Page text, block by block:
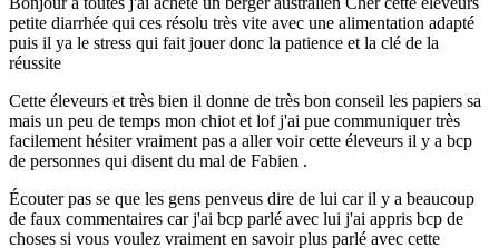
petite diarrhée qui ces résolu très vite avec une alimentation adapté
puis il ya le stress qui fait jouer donc la patience et la clé de la
réussite
Cette éleveurs et très bien il donne de très bon conseil les papiers sa
mais un peu de temps mon chiot et lof j'ai pue communiquer très
facilement hésiter vraiment pas a aller voir cette éleveurs il y a bcp
de personnes qui disent du mal de Fabien .
Écouter pas se que les gens penveus dire de lui car il y a beaucoup
de faux commentaires car j'ai bcp parlé avec lui j'ai appris bcp de
choses si vous voulez vraiment en savoir plus parlé avec cette